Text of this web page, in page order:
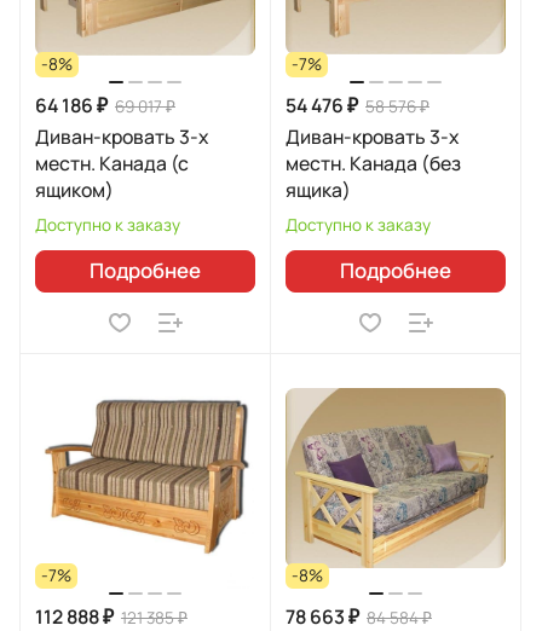
-8%
64 186 ₽ 69 017 ₽
Диван-кровать 3-х
местн. Канада (с
ящиком)
Доступно к заказу
Подробнее
-7%
54 476 ₽ 58 576 ₽
Диван-кровать 3-х
местн. Канада (без
ящика)
Доступно к заказу
Подробнее
-7%
112 888 ₽ 121 385 ₽
-8%
78 663 ₽ 84 584 ₽